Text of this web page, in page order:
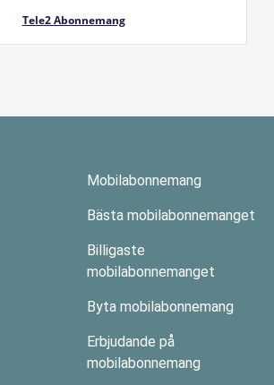
Tele2 Abonnemang
Mobilabonnemang
Bästa mobilabonnemanget
Billigaste
mobilabonnemanget
Byta mobilabonnemang
Erbjudande på
mobilabonnemang